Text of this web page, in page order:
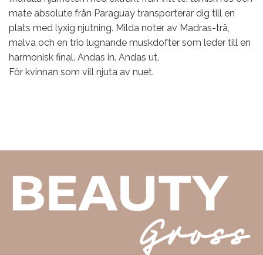
mate absolute från Paraguay transporterar dig till en
plats med lyxig njutning. Milda noter av Madras-trä,
malva och en trio lugnande muskdofter som leder till en
harmonisk final. Andas in. Andas ut.
För kvinnan som vill njuta av nuet.